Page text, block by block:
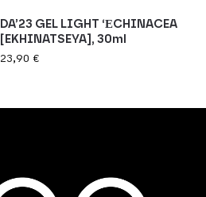
DA’23 GEL LIGHT ‘ЕCHINACEA
[EKHINATSEYA], 30ml
23,90 €